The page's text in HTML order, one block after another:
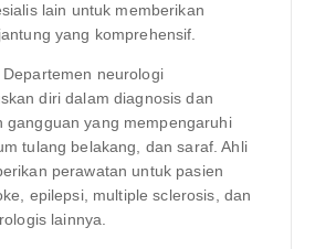
lain untuk memberikan
yang komprehensif.
Departemen neurologi
diri dalam diagnosis dan
gangguan yang mempengaruhi
tulang belakang, dan saraf. Ahli
perawatan untuk pasien
epilepsi, multiple sclerosis, dan
lainnya.